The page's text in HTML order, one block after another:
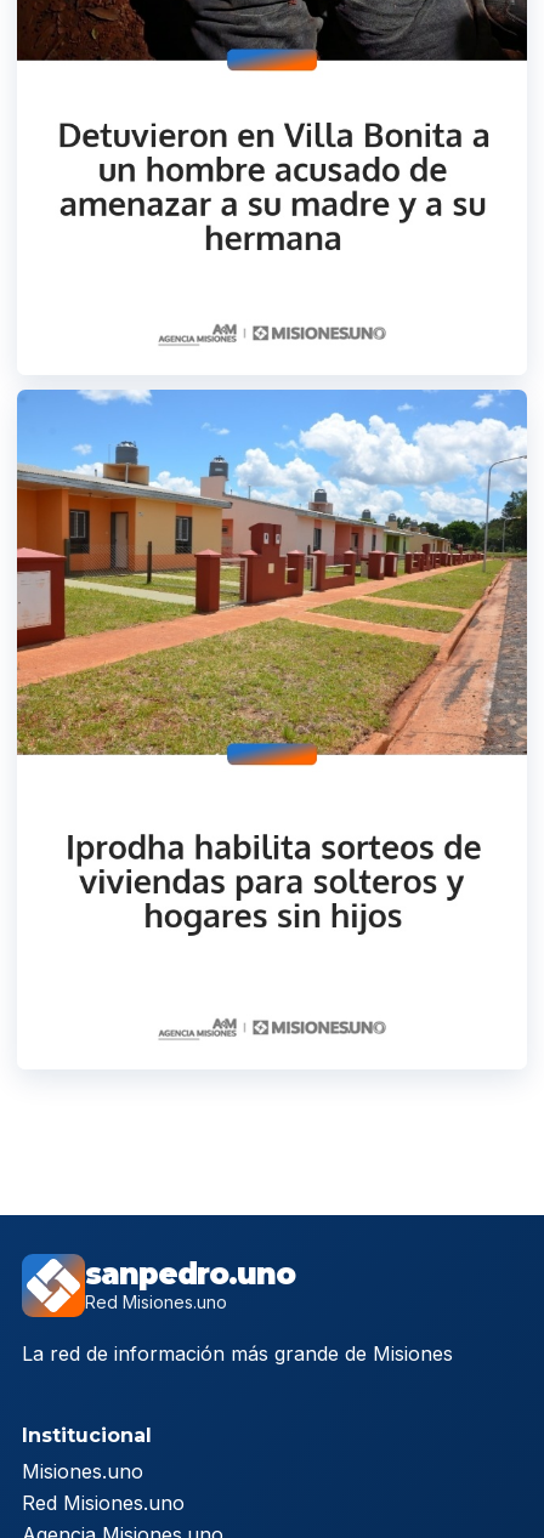
sanpedro.uno
Red Misiones.uno
La red de información más grande de Misiones
Institucional
Misiones.uno
Red Misiones.uno